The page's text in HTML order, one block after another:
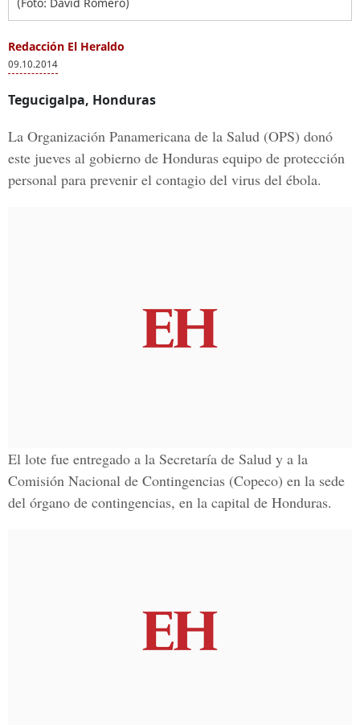
Redacción El Heraldo
09.10.2014
Tegucigalpa, Honduras
La Organización Panamericana de la Salud (OPS) donó
este jueves al gobierno de Honduras equipo de protección
personal para prevenir el contagio del virus del ébola.
El lote fue entregado a la Secretaría de Salud y a la
Comisión Nacional de Contingencias (Copeco) en la sede
del órgano de contingencias, en la capital de Honduras.